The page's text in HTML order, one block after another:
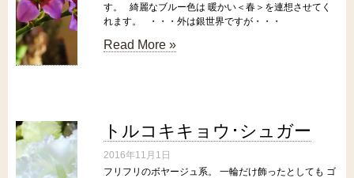
す。 綺麗なブルー色は 暖かい＜春＞を連想させてく
れます。 ・・・外は銀世界ですが・・・
Read More »
トルコキキョウ･シュガー
2016年11月1日
フリフリのボヤージュ系。 一輪だけ飾ったとしても ゴ